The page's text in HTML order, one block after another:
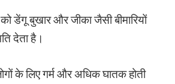
को डेंगू बुखार और जीका जैसी बीमारियों
देता है।
के लिए गर्म और अधिक घातक होती